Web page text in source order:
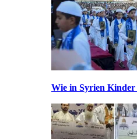
Wie in Syrien